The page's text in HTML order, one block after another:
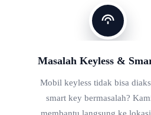
Masalah Keyless &
Mobil keyless tidak bisa
smart key bermasalah?